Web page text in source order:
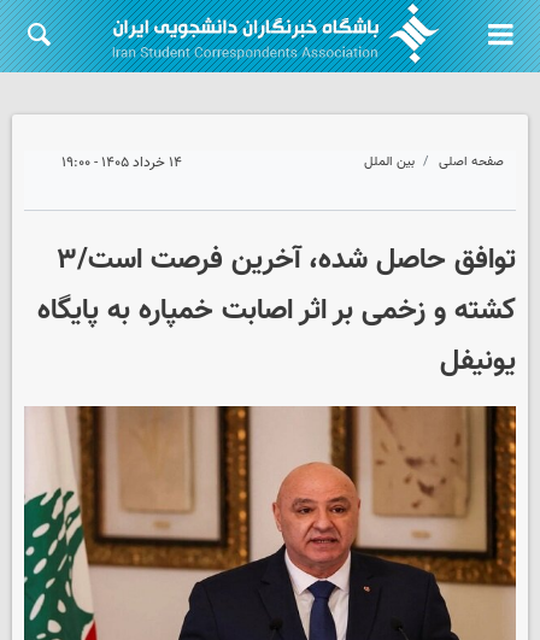
صفحه اصلی بین الملل ۱۴ خرداد ۱۴۰۵ - ۱۹:۰۰
توافق حاصل شده، آخرین فرصت است/۳
کشته و زخمی بر اثر اصابت خمپاره به پایگاه
یونیفل